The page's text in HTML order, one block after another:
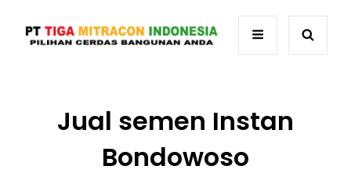
Jual semen Instan
Bondowoso